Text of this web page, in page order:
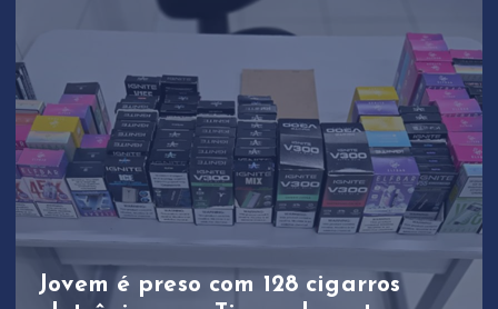
Jovem é preso com 128 cigarros